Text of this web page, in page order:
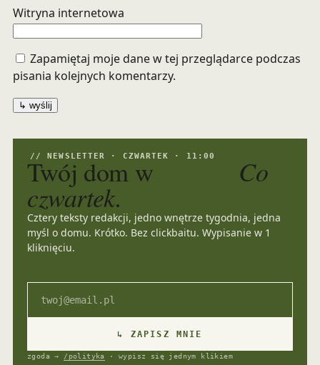
Witryna internetowa
Zapamiętaj moje dane w tej przeglądarce podczas
pisania kolejnych komentarzy.
// NEWSLETTER · CZWARTEK · 11:00
Twój dom w Co
czwartek.
Cztery teksty redakcji, jedno wnętrze tygodnia, jedna
myśl o domu. Krótko. Bez clickbaitu. Wypisanie w 1
kliknięciu.
↳ ZAPISZ MNIE
zgoda → /polityka · wypisz się jednym klikiem